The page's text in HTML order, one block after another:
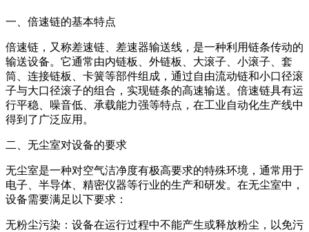
一、倍速链的基本特点
倍速链，又称差速链、差速器输送线，是一种利用链条传动的
输送设备。它通常由内链板、外链板、大滚子、小滚子、套
筒、连接链板、卡簧等部件组成，通过自由流动链和小口径滚
子与大口径滚子的组合，实现链条的高速输送。倍速链具有运
行平稳、噪音低、承载能力强等特点，在工业自动化生产线中
得到了广泛应用。
二、无尘室对设备的要求
无尘室是一种对空气洁净度有极高要求的特殊环境，通常用于
电子、半导体、精密仪器等行业的生产和研发。在无尘室中，
设备需要满足以下要求：
无粉尘污染：设备在运行过程中不能产生或释放粉尘，以免污